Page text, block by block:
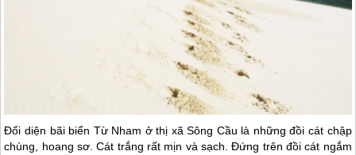
Đối diện bãi biển Từ Nham ở thị xã Sông Cầu là những đồi cát chập
chùng, hoang sơ. Cát trắng rất mịn và sạch. Đứng trên đồi cát ngắm